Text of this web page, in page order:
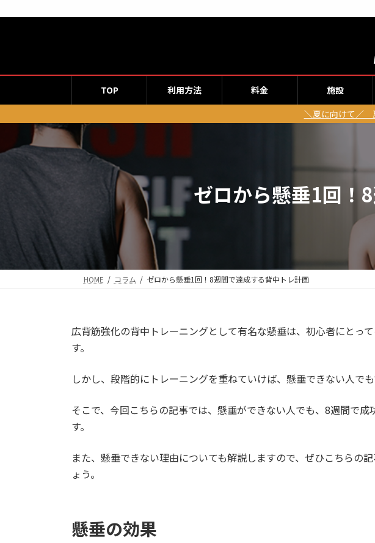
ン
へ
キ
ッ
ビ
ョ
に
移
TOP 利用方法 料金 施設
＼夏に向けて／
ゼロから懸垂1回！
HOME コラム ゼロから懸垂1回！8週間で達成する背中トレ計画
広背筋強化の背中トレーニングとして有名な懸垂は、初心者にとっ
す。
しかし、段階的にトレーニングを重ねていけば、懸垂できない人でも
そこで、今回こちらの記事では、懸垂ができない人でも、8週間で
す。
また、懸垂できない理由についても解説しますので、ぜひこちらの
ょう。
懸垂の効果